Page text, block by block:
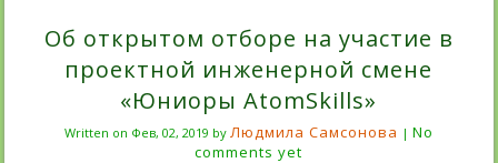
Об открытом отборе на участие в
проектной инженерной смене
«Юниоры AtomSkills»
Written on Фев, 02, 2019 by Людмила Самсонова | No
comments yet